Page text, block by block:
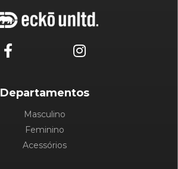
Departamentos
Masculino
Feminino
Acessórios